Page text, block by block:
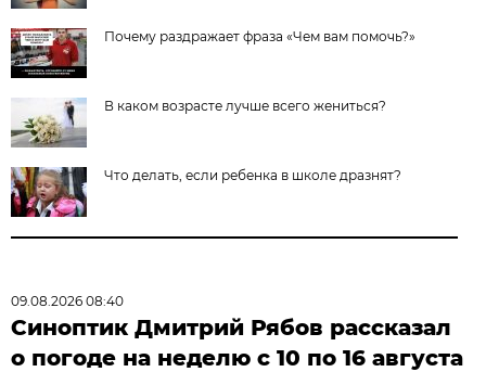
Почему раздражает фраза «Чем вам помочь?»
В каком возрасте лучше всего жениться?
Что делать, если ребенка в школе дразнят?
09.08.2026 08:40
Синоптик Дмитрий Рябов рассказал
о погоде на неделю с 10 по 16 августа